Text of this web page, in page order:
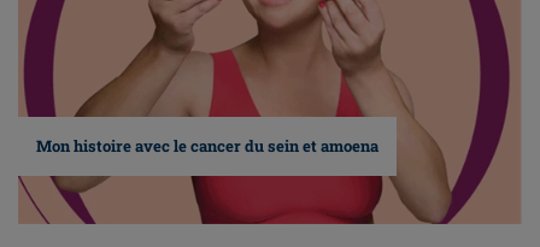
Mon histoire avec le cancer du sein et amoena